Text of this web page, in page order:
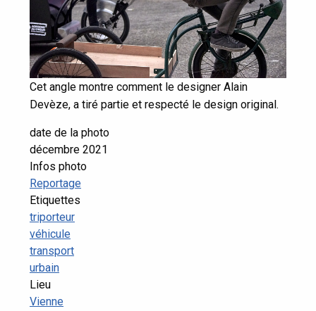
Cet angle montre comment le designer Alain
Devèze, a tiré partie et respecté le design original.
date de la photo
décembre 2021
Infos photo
Reportage
Etiquettes
triporteur
véhicule
transport
urbain
Lieu
Vienne